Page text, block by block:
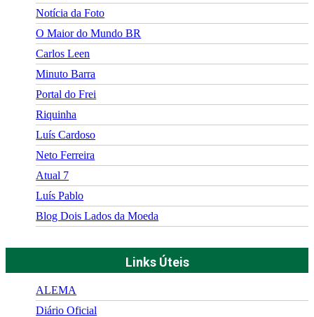
Notícia da Foto
O Maior do Mundo BR
Carlos Leen
Minuto Barra
Portal do Frei
Riquinha
Luís Cardoso
Neto Ferreira
Atual 7
Luís Pablo
Blog Dois Lados da Moeda
Links Úteis
ALEMA
Diário Oficial